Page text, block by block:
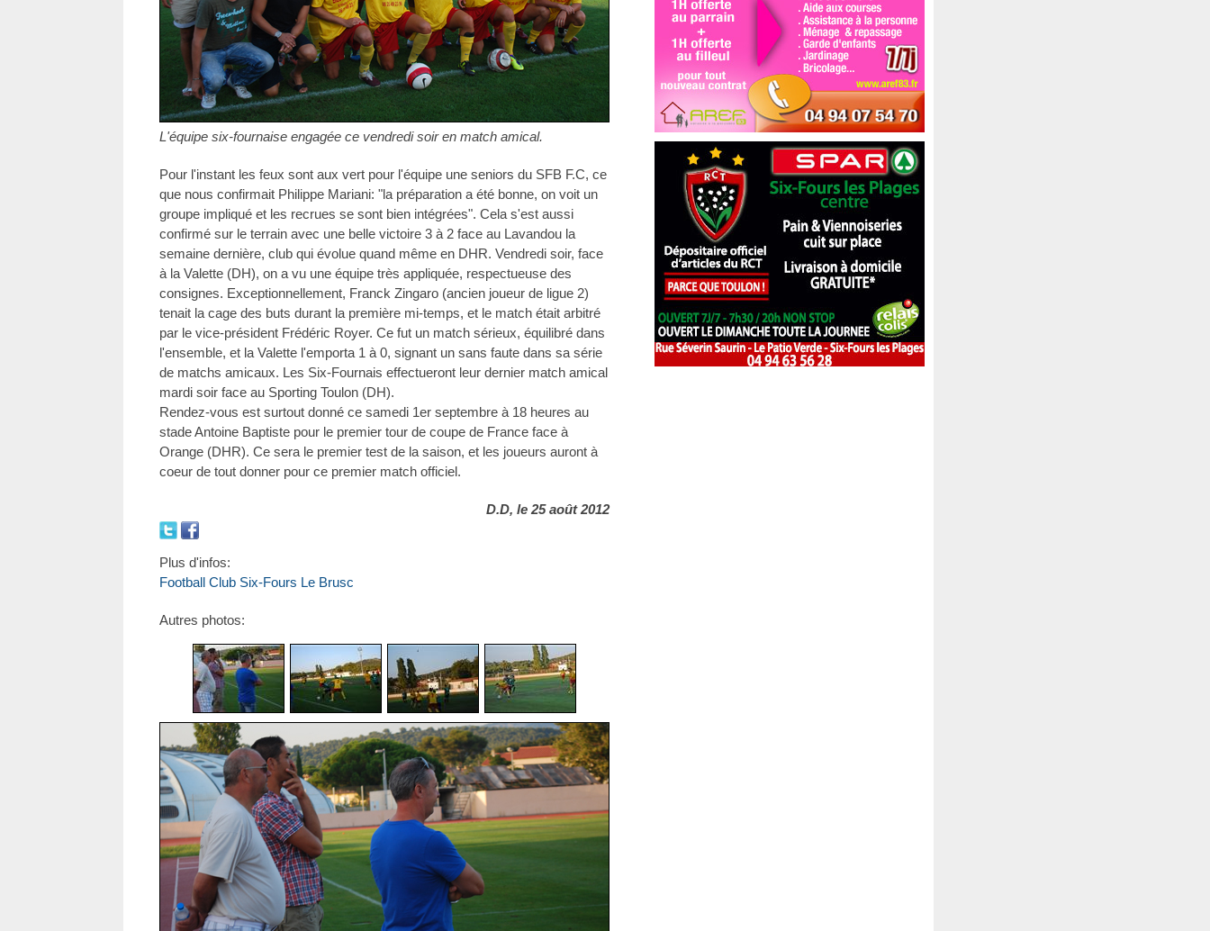
L'équipe six-fournaise engagée ce vendredi soir en match amical.
Pour l'instant les feux sont aux vert pour l'équipe une seniors du SFB F.C, ce
que nous confirmait Philippe Mariani: "la préparation a été bonne, on voit un
groupe impliqué et les recrues se sont bien intégrées". Cela s'est aussi
confirmé sur le terrain avec une belle victoire 3 à 2 face au Lavandou la
semaine dernière, club qui évolue quand même en DHR. Vendredi soir, face
à la Valette (DH), on a vu une équipe très appliquée, respectueuse des
consignes. Exceptionnellement, Franck Zingaro (ancien joueur de ligue 2)
tenait la cage des buts durant la première mi-temps, et le match était arbitré
par le vice-président Frédéric Royer. Ce fut un match sérieux, équilibré dans
l'ensemble, et la Valette l'emporta 1 à 0, signant un sans faute dans sa série
de matchs amicaux. Les Six-Fournais effectueront leur dernier match amical
mardi soir face au Sporting Toulon (DH).
Rendez-vous est surtout donné ce samedi 1er septembre à 18 heures au
stade Antoine Baptiste pour le premier tour de coupe de France face à
Orange (DHR). Ce sera le premier test de la saison, et les joueurs auront à
coeur de tout donner pour ce premier match officiel.
D.D, le 25 août 2012
Plus d'infos:
Football Club Six-Fours Le Brusc
Autres photos: